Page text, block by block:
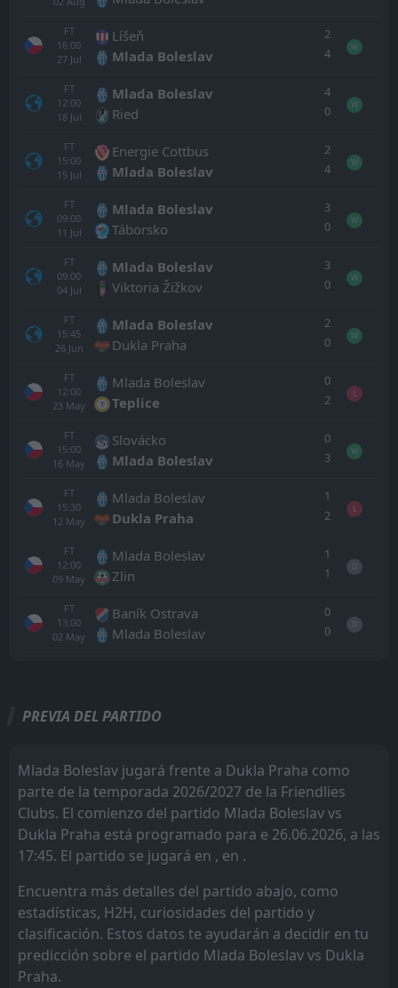
FT
16:00
27 Jul
Líšeň
Mlada Boleslav
2
4
W
FT
12:00
18 Jul
Mlada Boleslav
Ried
4
0
W
FT
15:00
15 Jul
Energie Cottbus
Mlada Boleslav
2
4
W
FT
09:00
11 Jul
Mlada Boleslav
Táborsko
3
0
W
FT
09:00
04 Jul
Mlada Boleslav
Viktoria Žižkov
3
0
W
FT
15:45
26 Jun
Mlada Boleslav
Dukla Praha
2
0
W
FT
12:00
23 May
Mlada Boleslav
Teplice
0
2
L
FT
15:00
16 May
Slovácko
Mlada Boleslav
0
3
W
FT
15:30
12 May
Mlada Boleslav
Dukla Praha
1
2
L
FT
12:00
09 May
Mlada Boleslav
Zlin
1
1
D
FT
13:00
02 May
Baník Ostrava
Mlada Boleslav
0
0
D
17Jul
FT
09:00
11Jul
Dukla Praha
Sparta Praha II
4
2
FT
09:00
Slovan Liberec
FT
15:45
26Jun
Mlada Boleslav
Dukla Praha
0
09:00
Vlašim
PREVIA DEL PARTIDO
Mlada Boleslav jugará frente a Dukla Praha como
parte de la temporada 2026/2027 de la Friendlies
Clubs. El comienzo del partido Mlada Boleslav vs
Dukla Praha está programado para e 26.06.2026, a las
17:45. El partido se jugará en , en .
Encuentra más detalles del partido abajo, como
estadísticas, H2H, curiosidades del partido y
clasificación. Estos datos te ayudarán a decidir en tu
predicción sobre el partido Mlada Boleslav vs Dukla
Praha.